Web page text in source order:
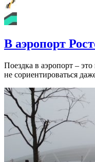
В аэропорт
Поездка в аэропорт –
не сориентироваться